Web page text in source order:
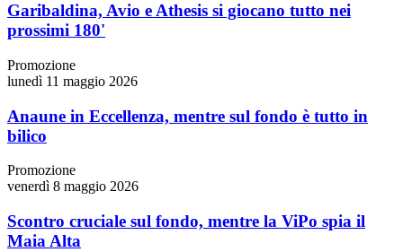
Garibaldina, Avio e Athesis si giocano tutto nei
prossimi 180'
Promozione
lunedì 11 maggio 2026
Anaune in Eccellenza, mentre sul fondo è tutto in
bilico
Promozione
venerdì 8 maggio 2026
Scontro cruciale sul fondo, mentre la ViPo spia il
Maia Alta